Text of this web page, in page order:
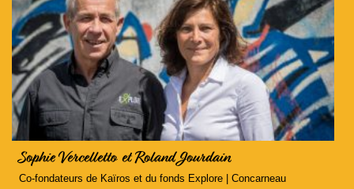
Sophie Vercelletto et Roland Jourdain
Co-fondateurs de Kaïros et du fonds Explore | Concarneau